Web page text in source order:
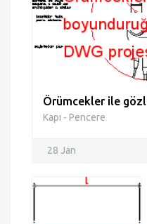
Örümcekler ile
Kapı - Pencere
28 Jan